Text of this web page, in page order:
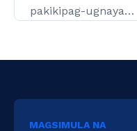
pakikipag-ugnayan,
MAGSIMULA NA